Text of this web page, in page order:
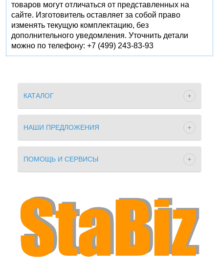
товаров могут отличаться от представленных на
сайте. Изготовитель оставляет за собой право
изменять текущую комплектацию, без
дополнительного уведомления. Уточнить детали
можно по телефону: +7 (499) 243-83-93
КАТАЛОГ
НАШИ ПРЕДЛОЖЕНИЯ
ПОМОЩЬ И СЕРВИСЫ